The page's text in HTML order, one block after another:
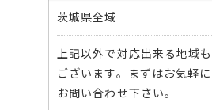
茨城県全域
上記以外で対応出来る地域も
ございます。まずはお気軽に
お問い合わせ下さい。